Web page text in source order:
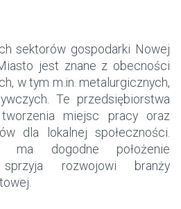
sektorów gospodarki Nowej
jest znane z obecności
w tym m.in. metalurgicznych,
Te przedsiębiorstwa
miejsc pracy oraz
dla lokalnej społeczności.
ma dogodne położenie
rozwojowi branży